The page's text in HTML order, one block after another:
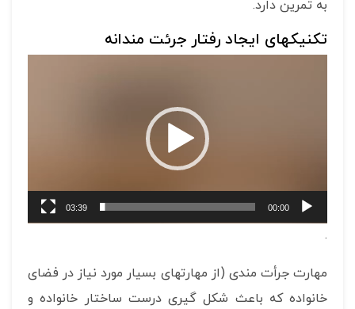
به تمرین دارد.
تکنیکهای ایجاد رفتار جرئت مندانه
00:00
03:39
.
مهارت جرأت مندی (از مهارتهای بسیار مورد نیاز در فضای
خانواده که باعث شکل گیری درست ساختار خانواده و